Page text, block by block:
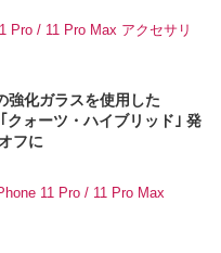
Pro / 11 Pro Max アクセサリ
化ガラスを使用した
ォーツ・ハイブリッド｣ 発
フに
11 Pro / 11 Pro Max